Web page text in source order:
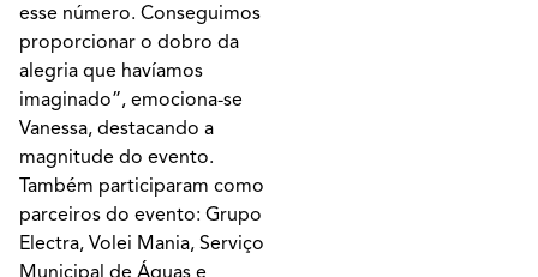
esse número. Conseguimos
proporcionar o dobro da
alegria que havíamos
imaginado”, emociona-se
Vanessa, destacando a
magnitude do evento.
Também participaram como
parceiros do evento: Grupo
Electra, Volei Mania, Serviço